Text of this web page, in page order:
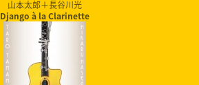
山本太郎＋長谷川光
Django à la Clarinette